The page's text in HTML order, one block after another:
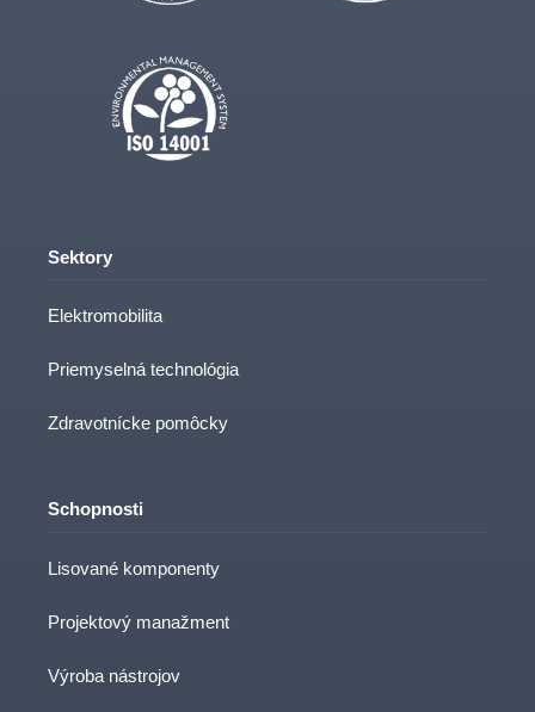
Sektory
Elektromobilita
Priemyselná technológia
Zdravotnícke pomôcky
Schopnosti
Lisované komponenty
Projektový manažment
Výroba nástrojov